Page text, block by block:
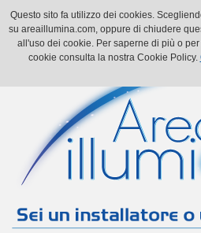
Il mio account Il mio carrello Vai alla
Questo sito fa utilizzo dei cookies.
su areaillumina.com, oppure di chiudere
all'uso dei cookie. Per saperne di più o
cookie consulta la nostra Cookie Policy.